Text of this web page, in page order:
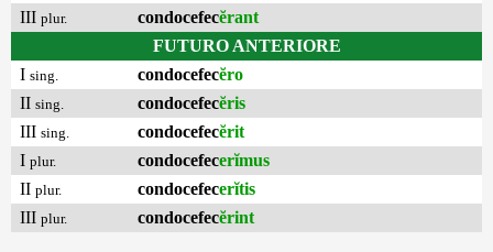
III plur. condocefecĕrant
FUTURO ANTERIORE
I sing. condocefecĕro
II sing. condocefecĕris
III sing. condocefecĕrit
I plur. condocefecerĭmus
II plur. condocefecerĭtis
III plur. condocefecĕrint